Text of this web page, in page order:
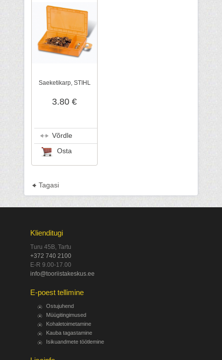
Saeketikarp, STIHL
3.80 €
Võrdle
Osta
Tagasi
Klienditugi
Turu 45B, Tartu
+372 740 2100
E-R 9.00-17.00
info@tooriistakeskus.ee
E-poest tellimine
Ostujuhend
Müügitingimused
Kohaletoimetamine
Kauba tagastamine
Isikuandmete töötlemine